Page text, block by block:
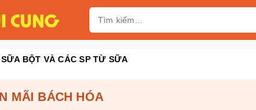
SỮA BỘT VÀ CÁC SP TỪ SỮA
MÃI BÁCH HÓA